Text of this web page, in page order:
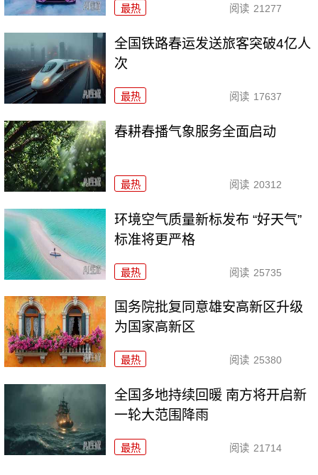
最热 阅读 21277
全国铁路春运发送旅客突破4亿人
次
最热 阅读 17637
春耕春播气象服务全面启动
最热 阅读 20312
环境空气质量新标发布 “好天气”
标准将更严格
最热 阅读 25735
国务院批复同意雄安高新区升级
为国家高新区
最热 阅读 25380
全国多地持续回暖 南方将开启新
一轮大范围降雨
最热 阅读 21714